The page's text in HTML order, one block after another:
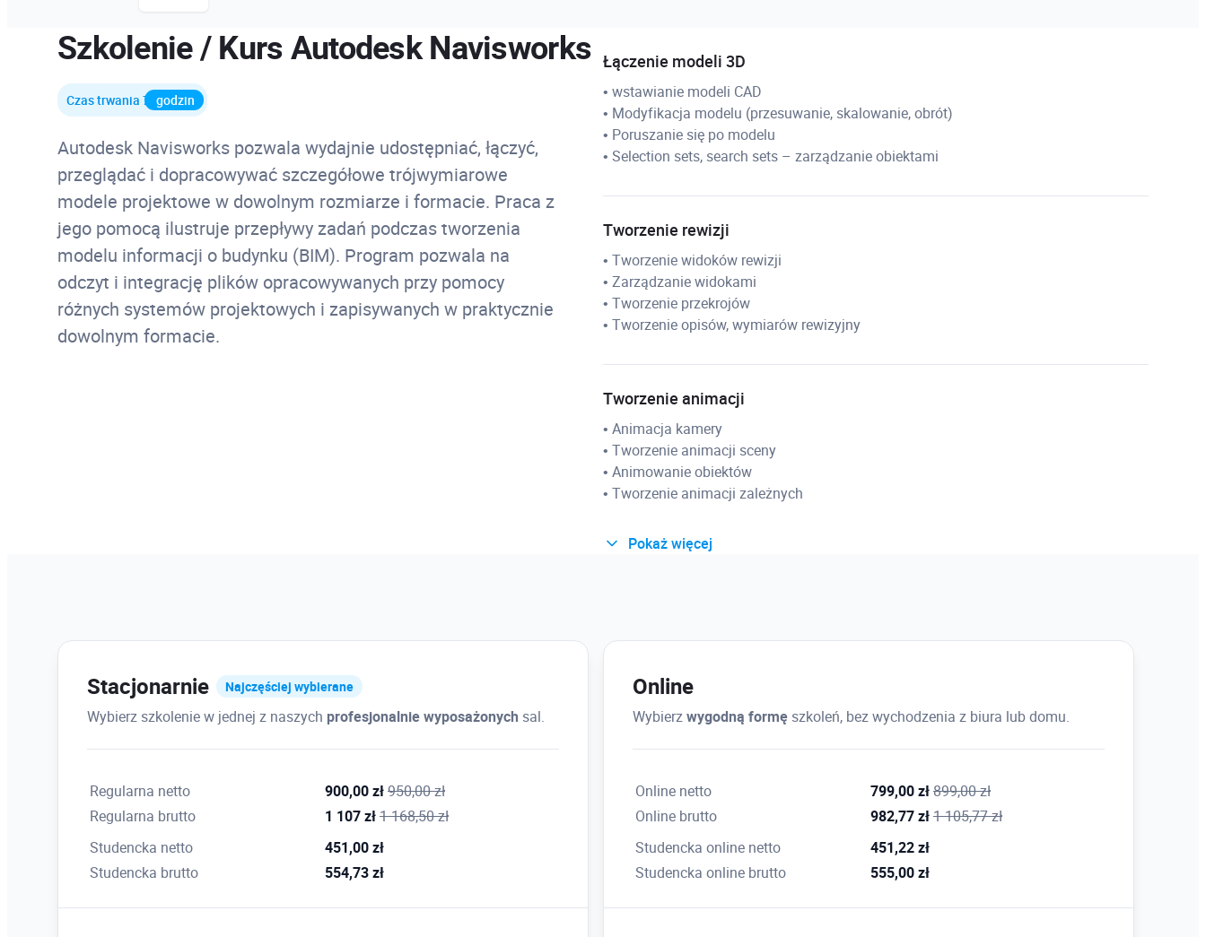
Szkolenie / Kurs Autodesk Navisworks
Czas trwania 7 godzin
Autodesk Navisworks pozwala wydajnie udostępniać, łączyć,
przeglądać i dopracowywać szczegółowe trójwymiarowe
modele projektowe w dowolnym rozmiarze i formacie. Praca z
jego pomocą ilustruje przepływy zadań podczas tworzenia
modelu informacji o budynku (BIM). Program pozwala na
odczyt i integrację plików opracowywanych przy pomocy
różnych systemów projektowych i zapisywanych w praktycznie
dowolnym formacie.
Łączenie modeli 3D
• wstawianie modeli CAD
• Modyfikacja modelu (przesuwanie, skalowanie, obrót)
• Poruszanie się po modelu
• Selection sets, search sets – zarządzanie obiektami
Tworzenie rewizji
• Tworzenie widoków rewizji
• Zarządzanie widokami
• Tworzenie przekrojów
• Tworzenie opisów, wymiarów rewizyjny
Tworzenie animacji
• Animacja kamery
• Tworzenie animacji sceny
• Animowanie obiektów
• Tworzenie animacji zależnych
• Łączenie Animacji 4D z animacją sceny
Sprawdzanie kolizji
• Generowanie raportów
Przedmiar modelu (kosztorysowanie)
• Tworzenie własnych reguł wyliczania wartości
Pokaż więcej
Stacjonarnie Najczęściej wybierane
Wybierz szkolenie w jednej z naszych profesjonalnie wyposażonych sal.
Regularna netto 900,00 zł950,00 zł
Regularna brutto
1 107 zł1 168,50 zł
Studencka netto
451,00 zł
Studencka brutto
554,73 zł
Online
Wybierzwygodną formę szkoleń, bez wychodzenia z biura lub domu.
Online netto 799,00 zł899,00 zł
Online brutto
982,77 zł1 105,77 zł
Studencka online netto
451,22 zł
Studencka online brutto
555,00 zł